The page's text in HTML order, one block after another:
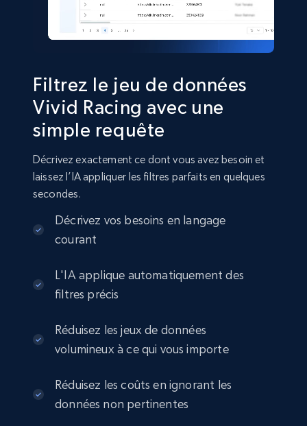
eCommerce
Amazon sellers info
info, Stars, Feedbacks, Return policy, and more.
eCommerce
2.5K+
URL, Product id, Title, Seller name, Seller rating,
Seller reviews, Breadcrumbs, Root category, and
eCommerce
Filtrez le jeu de données
Vivid Racing avec une
simple requête
Décrivez exactement ce dont vous avez besoin et
laissez l’IA appliquer les filtres parfaits en quelques
secondes.
Décrivez vos besoins en langage
courant
L'IA applique automatiquement des
filtres précis
Réduisez les jeux de données
volumineux à ce qui vous importe
Réduisez les coûts en ignorant les
données non pertinentes